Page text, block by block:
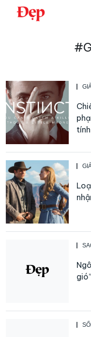
Chuyển
tính